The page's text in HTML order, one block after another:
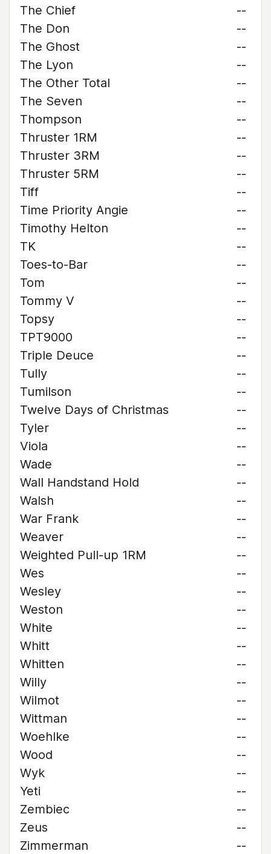
The Chief
--
The Don
--
The Ghost
--
The Lyon
--
The Other Total
--
The Seven
--
Thompson
--
Thruster 1RM
--
Thruster 3RM
--
Thruster 5RM
--
Tiff
--
Time Priority Angie
--
Timothy Helton
--
TK
--
Toes-to-Bar
--
Tom
--
Tommy V
--
Topsy
--
TPT9000
--
Triple Deuce
--
Tully
--
Tumilson
--
Twelve Days of Christmas
--
Tyler
--
Viola
--
Wade
--
Wall Handstand Hold
--
Walsh
--
War Frank
--
Weaver
--
Weighted Pull-up 1RM
--
Wes
--
Wesley
--
Weston
--
White
--
Whitt
--
Whitten
--
Willy
--
Wilmot
--
Wittman
--
Woehlke
--
Wood
--
Wyk
--
Yeti
--
Zembiec
--
Zeus
--
Zimmerman
--